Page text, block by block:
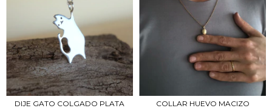
DIJE GATO COLGADO PLATA COLLAR HUEVO MACIZO